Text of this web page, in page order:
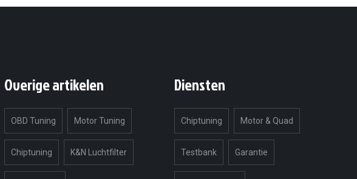
Overige artikelen
OBD Tuning Motor Tuning
Chiptuning K&N Luchtfilter
Diensten
Chiptuning Motor & Quad
Testbank Garantie